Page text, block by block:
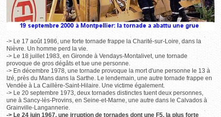
-> Le 17 août 1986, une forte tornade frappe la Charité-sur-Loire, dans la
Nièvre. Un homme perd la vie.
-> Le 18 juillet 1983, en Gironde à Vendays-Montalivet, une tornade
provoque de gros dégâts et tue une personne.
-> En décembre 1978, une tornade provoque la mort d'une personne le 13 à
Izé, près du Mans dans la Sarthe. Le lendemain, une autre tornade frappe en
Vendée à La Caillère-Saint-Hilaire. Une victime également.
-> Le 20 septembre 1973, deux tornades distinctes tuent deux personnes,
une à Sancy-lès-Provins, en Seine-et-Marne, une autre dans le Calvados à
Grainville-Langannerie.
-> Le 24 juin 1967, une irruption de tornades dont une F5, la plus forte